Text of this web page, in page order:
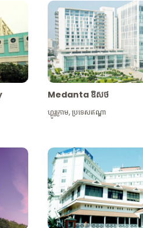
Medanta ឱសថ
ហ្គូរូក្រាម,ប្រទេសឥណ្ឌា